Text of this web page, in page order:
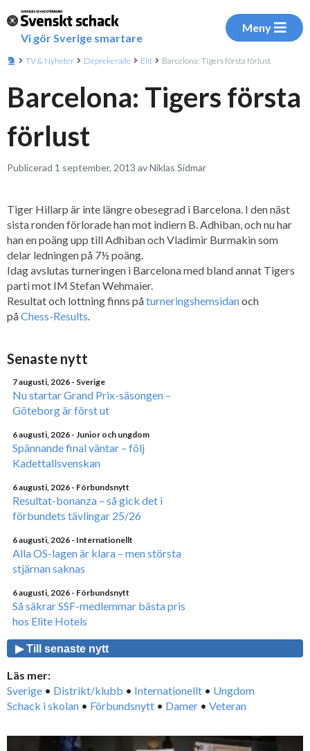
Vi gör Sverige smartare
Meny
TV & Nyheter Deprekerade Elit Barcelona: Tigers första förlust
Barcelona: Tigers första
förlust
Publicerad 1 september, 2013 av Niklas Sidmar
Tiger Hillarp är inte längre obesegrad i Barcelona. I den näst
sista ronden förlorade han mot indiern B. Adhiban, och nu har
han en poäng upp till Adhiban och Vladimir Burmakin som
delar ledningen på 7½ poäng.
Idag avslutas turneringen i Barcelona med bland annat Tigers
parti mot IM Stefan Wehmaier.
Resultat och lottning finns påturneringshemsidanoch
påChess-Results.
Senaste nytt
7 augusti, 2026 - Sverige
Nu startar Grand Prix-säsongen –
Göteborg är först ut
6 augusti, 2026 - Junior och ungdom
Spännande final väntar – följ
Kadettallsvenskan
6 augusti, 2026 - Förbundsnytt
Resultat-bonanza – så gick det i
förbundets tävlingar 25/26
6 augusti, 2026 - Internationellt
Alla OS-lagen är klara – men största
stjärnan saknas
6 augusti, 2026 - Förbundsnytt
Så säkrar SSF-medlemmar bästa pris
hos Elite Hotels
▶ Till senaste nytt
Läs mer:
Sverige • Distrikt/klubb • Internationellt • Ungdom
Schack i skolan • Förbundsnytt • Damer • Veteran